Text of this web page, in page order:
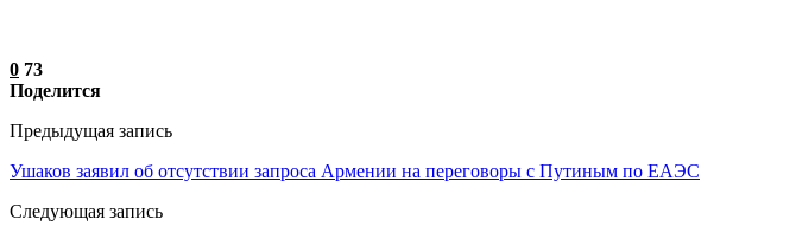
0 73
Поделится
Предыдущая запись
Ушаков заявил об отсутствии запроса Армении на переговоры с Путиным по ЕАЭС
Следующая запись